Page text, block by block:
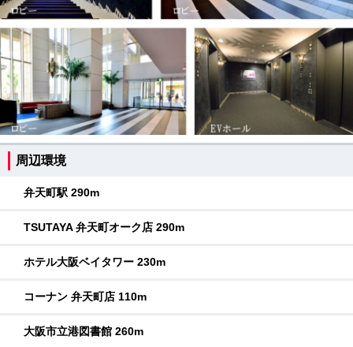
周辺環境
弁天町駅 290m
TSUTAYA 弁天町オーク店 290m
ホテル大阪ベイタワー 230m
コーナン 弁天町店 110m
大阪市立港図書館 260m